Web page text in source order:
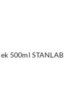
500ml STANLAB